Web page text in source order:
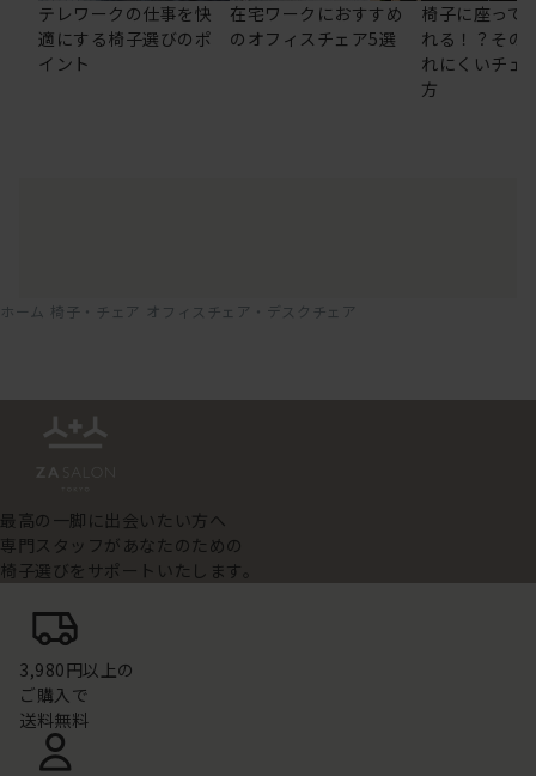
テレワークの仕事を快
適にする椅子選びのポ
イント
在宅ワークにおすすめ
のオフィスチェア5選
椅子に座って
れる！？その
れにくいチェ
方
ホーム 椅子・チェア オフィスチェア・デスクチェア
最高の一脚に出会いたい方へ
専門スタッフがあなたのための
椅子選びをサポートいたします。
3,980円以上の
ご購入で
送料無料